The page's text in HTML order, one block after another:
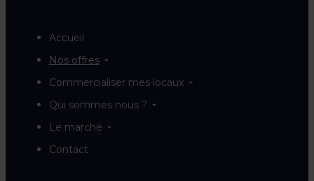
Accueil
Nos offres
Commercialiser mes locaux
Qui sommes nous ?
Le marché
Contact